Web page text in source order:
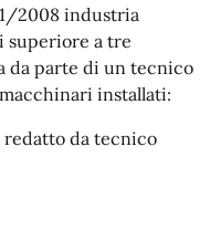
2008 industria
superiore a tre
da parte di un tecnico
installati:
da tecnico